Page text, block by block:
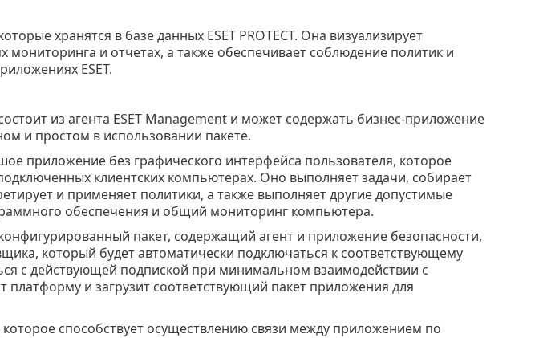
хранятся в базе данных ESET PROTECT. Она визуализирует
мониторинга и отчетах, а также обеспечивает соблюдение политик и
ESET.
из агента ESET Management и может содержать бизнес-приложение
и простом в использовании пакете.
приложение без графического интерфейса пользователя, которое
клиентских компьютерах. Оно выполняет задачи, собирает
и применяет политики, а также выполняет другие допустимые
обеспечения и общий мониторинг компьютера.
пакет, содержащий агент и приложение безопасности,
который будет автоматически подключаться к соответствующему
с действующей подпиской при минимальном взаимодействии с
платформу и загрузит соответствующий пакет приложения для
способствует осуществлению связи между приложением по